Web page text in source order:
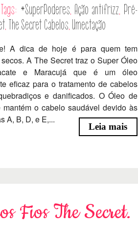
Tags: #SuperPoderes, Ação antifrizz, Pré-
, The Secret Cabelos, Umectação
A dica de hoje é para quem tem
A The Secret traz o Super Óleo
e Maracujá que é um óleo
eficaz para o tratamento de cabelos
e danificados. O Óleo de
mantém o cabelo saudável devido às
A, B, D, e E,...
Leia mais
Fios The Secret.